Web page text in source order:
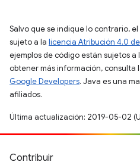
Salvo que se indique lo contrario,
sujeto a la licencia Atribución 4.0
ejemplos de código están sujetos a
obtener más información, consulta
Google Developers. Java es una
afiliados.
Última actualización: 2019-05-02
Contribuir